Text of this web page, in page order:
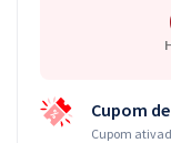
Cupom
Cupom